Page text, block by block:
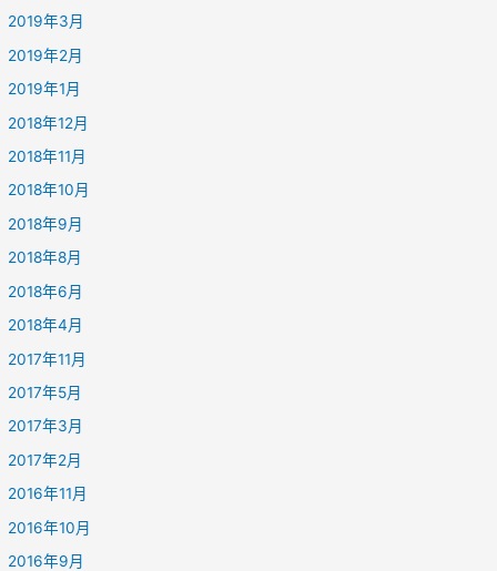
2019年3月
2019年2月
2019年1月
2018年12月
2018年11月
2018年10月
2018年9月
2018年8月
2018年6月
2018年4月
2017年11月
2017年5月
2017年3月
2017年2月
2016年11月
2016年10月
2016年9月